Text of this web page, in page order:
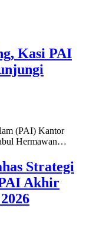
Kasi PAI
(PAI) Kantor
Hermawan…
Strategi
Akhir